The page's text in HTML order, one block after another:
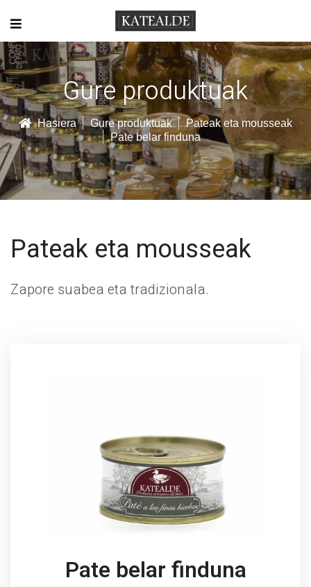
Gure produktuak
Hasiera Gure produktuak
Pateak eta mousseak
Pate belar finduna
Pateak eta mousseak
Zapore suabea eta tradizionala.
Pate belar finduna